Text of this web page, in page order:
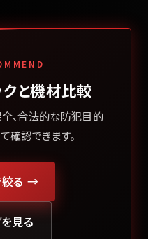
と機材比較
、合法的な防犯目的
確認できます。
絞る →
見る